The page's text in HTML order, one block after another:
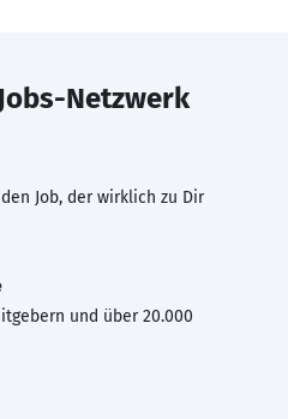
Netzwerk
Job, der wirklich zu Dir
und über 20.000